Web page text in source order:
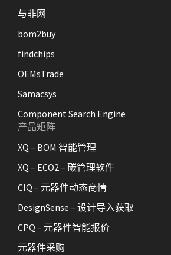
与非网
bom2buy
findchips
OEMsTrade
Samacsys
Component Search Engine
产品矩阵
XQ – BOM 智能管理
XQ – ECO2 – 碳管理软件
CIQ – 元器件动态商情
DesignSense – 设计导入获取
CPQ – 元器件智能报价
元器件采购